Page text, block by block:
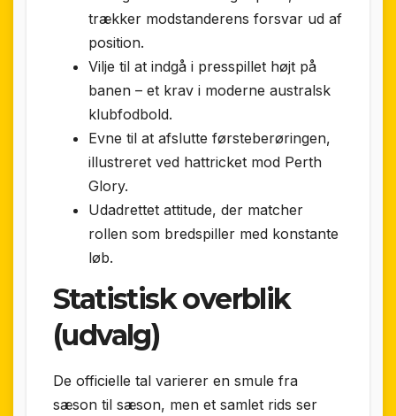
trækker modstanderens forsvar ud af
position.
Vilje til at indgå i presspillet højt på
banen – et krav i moderne australsk
klubfodbold.
Evne til at afslutte førsteberøringen,
illustreret ved hattricket mod Perth
Glory.
Udadrettet attitude, der matcher
rollen som bredspiller med konstante
løb.
Statistisk overblik
(udvalg)
De officielle tal varierer en smule fra
sæson til sæson, men et samlet rids ser